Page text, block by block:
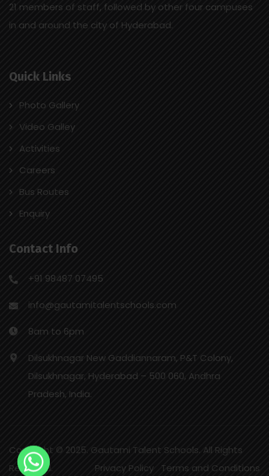
21 members of staff, followed by other four campuses
in and around the city of Hyderabad.
Quick Links
Photo Gallery
Video Galley
Activities
Careers
Bus Routes
Enquiry
Contact Info
+91 98487 07495
info@gautamitalentschools.com
8am to 6pm
Dilsukhnagar New Gaddiannaram, P&T Colony,
Dilsukhnagar, Hyderabad – 500 060, Andhra
Pradesh, India.
Copyright © 2025. Gautami Talent Schools. All Rights
Reserved.
Privacy Policy Terms and Conditions